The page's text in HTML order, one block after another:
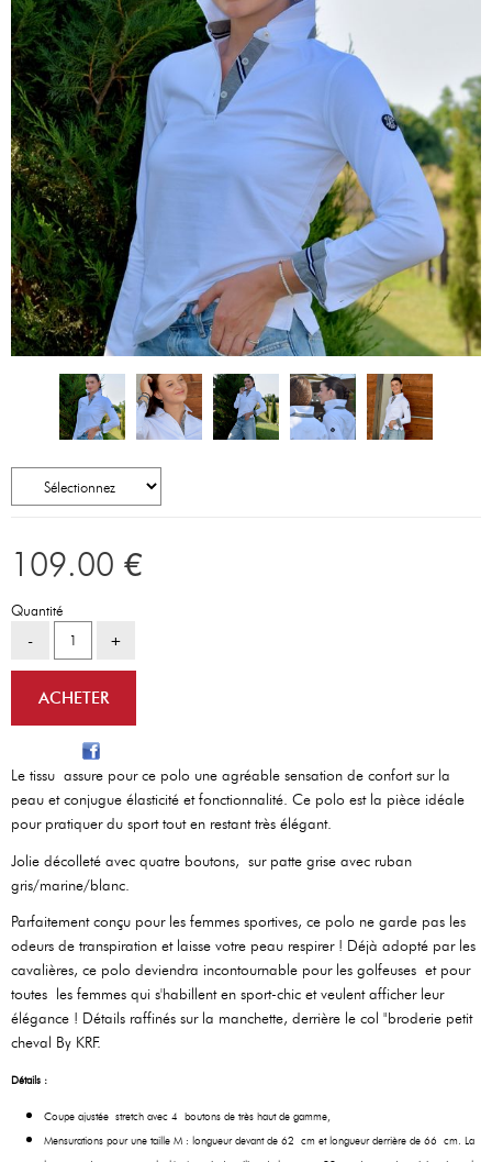
109.00 €
Quantité
Le tissu assure pour ce polo une agréable sensation de confort sur la
peau et conjugue élasticité et fonctionnalité. Ce polo est la pièce idéale
pour pratiquer du sport tout en restant très élégant.
Jolie décolleté avec quatre boutons, sur patte grise avec ruban
gris/marine/blanc.
Parfaitement conçu pour les femmes sportives, ce polo ne garde pas les
odeurs de transpiration et laisse votre peau respirer ! Déjà adopté par les
cavalières, ce polo deviendra incontournable pour les golfeuses et pour
toutes les femmes qui s'habillent en sport-chic et veulent afficher leur
élégance ! Détails raffinés sur la manchette, derrière le col "broderie petit
cheval By KRF.
Détails :
Coupe ajustée stretch avec 4 boutons de très haut de gamme,
Mensurations pour une taille M : longueur devant de 62 cm et longueur derrière de 66 cm. La